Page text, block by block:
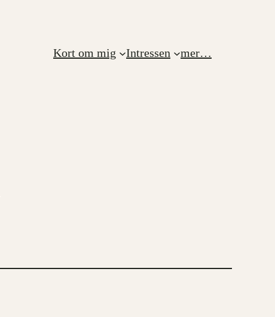
Kort om mig Intressen mer…